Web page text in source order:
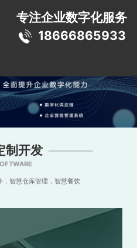
专注企业数字化服务
18666865933
制开发
智慧仓库管理，智慧餐饮